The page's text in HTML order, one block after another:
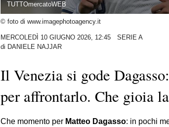
TUTTOmercatoWEB
© foto di www.imagephotoagency.it
MERCOLEDÌ 10 GIUGNO 2026, 12:45
SERIE A
di DANIELE NAJJAR
Il Venezia si gode
per affrontarlo. Che gioia
Che momento per Matteo Dagasso: in pochi